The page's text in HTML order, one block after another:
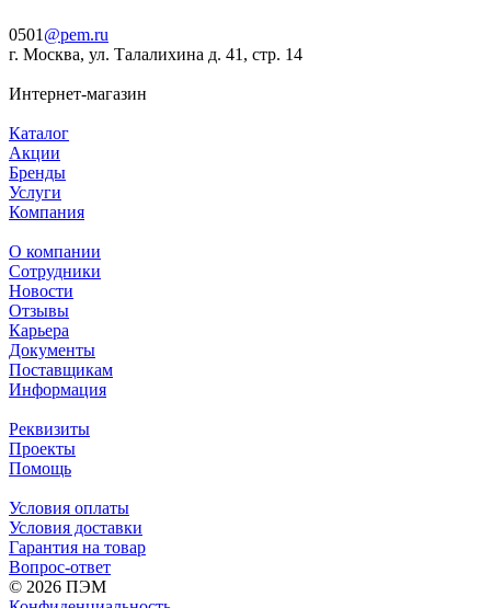
0501 @pem.ru
г. Москва, ул. Талалихина д. 41, стр. 14
Интернет-магазин
Каталог
Акции
Бренды
Услуги
Компания
О компании
Сотрудники
Новости
Отзывы
Карьера
Документы
Поставщикам
Информация
Реквизиты
Проекты
Помощь
Условия оплаты
Условия доставки
Гарантия на товар
Вопрос-ответ
© 2026 ПЭМ